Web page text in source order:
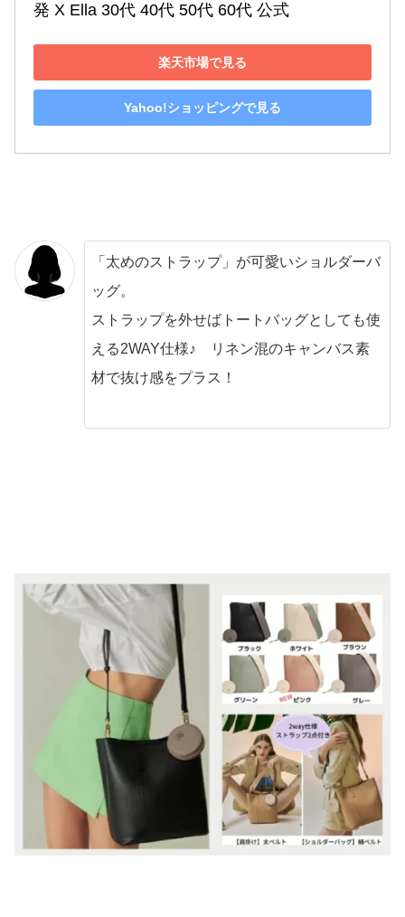
発 X Ella 30代 40代 50代 60代 公式
楽天市場で見る
Yahoo!ショッピングで見る
「太めのストラップ」が可愛いショルダーバ
ッグ。
ストラップを外せばトートバッグとしても使
える2WAY仕様♪ リネン混のキャンバス素
材で抜け感をプラス！